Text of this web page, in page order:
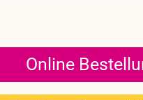
Online